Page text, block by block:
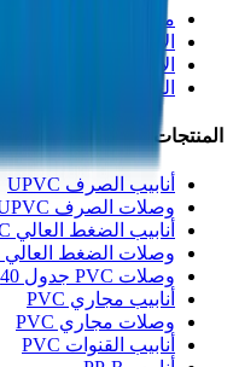
من نحن
الاستدامة
الابتكار
الجودة والشهادات
المنتجات
أنابيب الصرف UPVC
وصلات الصرف UPVC
أنابيب الضغط العالي PVC
وصلات الضغط العالي PVC
وصلات PVC جدول 40
أنابيب مجاري PVC
وصلات مجاري PVC
أنابيب القنوات PVC